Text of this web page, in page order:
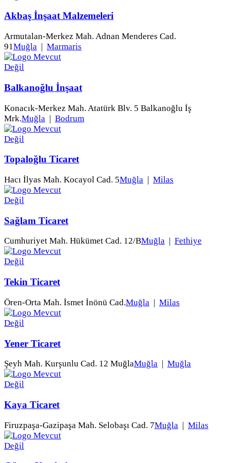
Akbaş İnşaat Malzemeleri
Armutalan-Merkez Mah. Adnan Menderes Cad.
91Muğla | Marmaris
Balkanoğlu İnşaat
Konacık-Merkez Mah. Atatürk Blv. 5 Balkanoğlu İş
Mrk.Muğla | Bodrum
Topaloğlu Ticaret
Hacı İlyas Mah. Kocayol Cad. 5Muğla | Milas
Sağlam Ticaret
Cumhuriyet Mah. Hükümet Cad. 12/BMuğla Fethiye
Tekin Ticaret
Ören-Orta Mah. İsmet İnönü Cad.Muğla | Milas
Yener Ticaret
Şeyh Mah. Kurşunlu Cad. 12 MuğlaMuğla Muğla
Kaya Ticaret
Firuzpaşa-Gazipaşa Mah. Selobaşı Cad. 7Muğla | Milas